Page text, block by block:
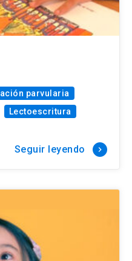
parvularia
Lectoescritura
Seguir leyendo keyboard_arrow_right